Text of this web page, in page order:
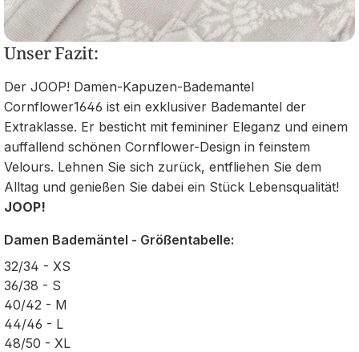
Unser Fazit:
Der JOOP! Damen-Kapuzen-Bademantel
Cornflower1646 ist ein exklusiver Bademantel der
Extraklasse. Er besticht mit femininer Eleganz und einem
auffallend schönen Cornflower-Design in feinstem
Velours. Lehnen Sie sich zurück, entfliehen Sie dem
Alltag und genießen Sie dabei ein Stück Lebensqualität!
JOOP!
Damen Bademäntel - Größentabelle:
32/34 - XS
36/38 - S
40/42 - M
44/46 - L
48/50 - XL